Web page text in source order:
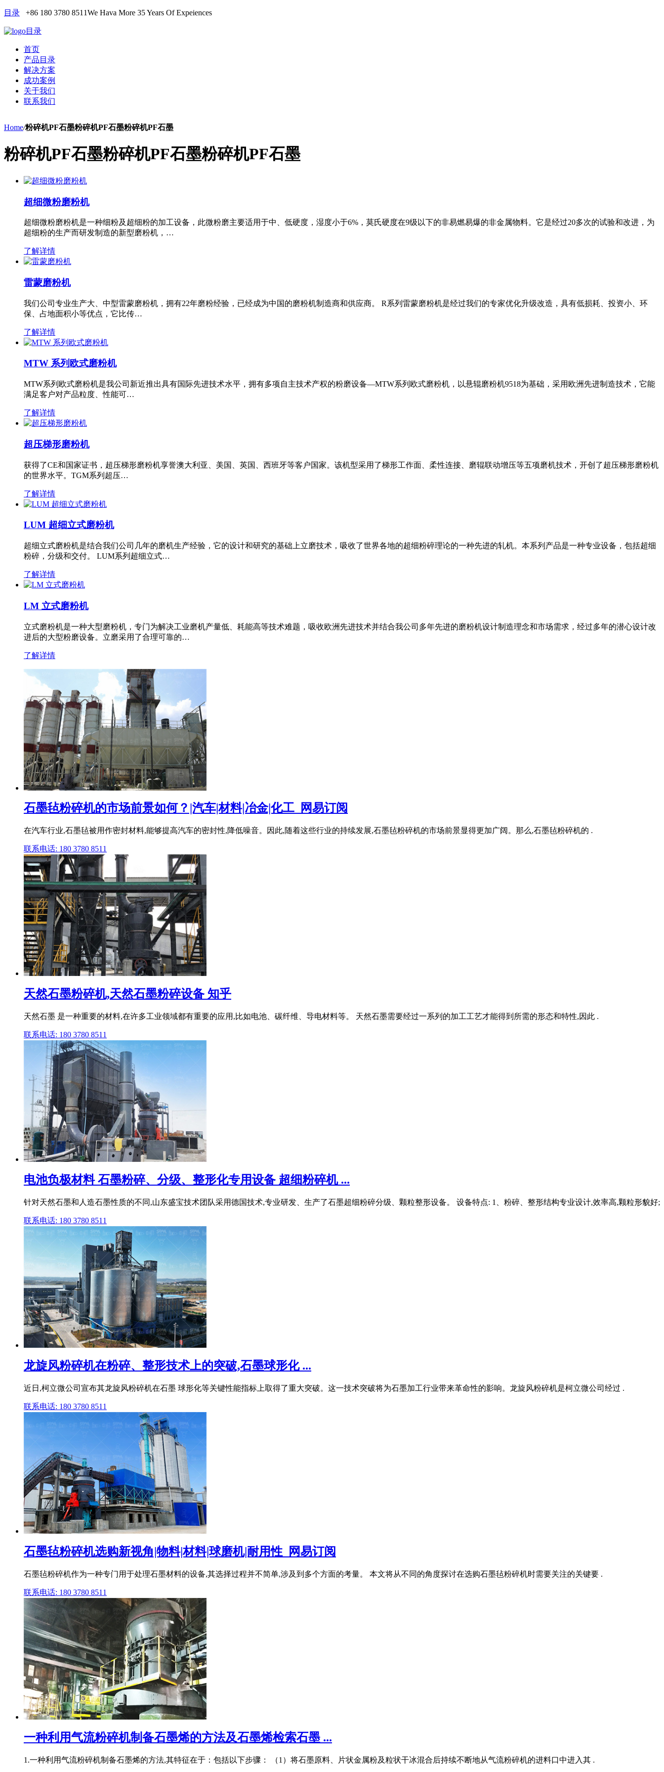
目录 +86 180 3780 8511We Hava More 35 Years Of Expeiences
目录
首页
产品目录
解决方案
成功案例
关于我们
联系我们
Home/粉碎机PF石墨粉碎机PF石墨粉碎机PF石墨
粉碎机PF石墨粉碎机PF石墨粉碎机PF石墨
超细微粉磨粉机
超细微粉磨粉机是一种细粉及超细粉的加工设备，此微粉磨主要适用于中、低硬度，湿度小于6%，莫氏硬度在9级以下的非易燃易爆的非金属物料。它是经过20多次的试验和改进，为
超细粉的生产而研发制造的新型磨粉机，…
了解详情
雷蒙磨粉机
我们公司专业生产大、中型雷蒙磨粉机，拥有22年磨粉经验，已经成为中国的磨粉机制造商和供应商。 R系列雷蒙磨粉机是经过我们的专家优化升级改造，具有低损耗、投资小、环
保、占地面积小等优点，它比传…
了解详情
MTW 系列欧式磨粉机
MTW系列欧式磨粉机是我公司新近推出具有国际先进技术水平，拥有多项自主技术产权的粉磨设备—MTW系列欧式磨粉机，以悬辊磨粉机9518为基础，采用欧洲先进制造技术，它能
满足客户对产品粒度、性能可…
了解详情
超压梯形磨粉机
获得了CE和国家证书，超压梯形磨粉机享誉澳大利亚、美国、英国、西班牙等客户国家。该机型采用了梯形工作面、柔性连接、磨辊联动增压等五项磨机技术，开创了超压梯形磨粉机
的世界水平。TGM系列超压…
了解详情
LUM 超细立式磨粉机
超细立式磨粉机是结合我们公司几年的磨机生产经验，它的设计和研究的基础上立磨技术，吸收了世界各地的超细粉碎理论的一种先进的轧机。本系列产品是一种专业设备，包括超细
粉碎，分级和交付。 LUM系列超细立式…
了解详情
LM 立式磨粉机
立式磨粉机是一种大型磨粉机，专门为解决工业磨机产量低、耗能高等技术难题，吸收欧洲先进技术并结合我公司多年先进的磨粉机设计制造理念和市场需求，经过多年的潜心设计改
进后的大型粉磨设备。立磨采用了合理可靠的…
了解详情
石墨毡粉碎机的市场前景如何？|汽车|材料|冶金|化工_网易订阅
在汽车行业,石墨毡被用作密封材料,能够提高汽车的密封性,降低噪音。因此,随着这些行业的持续发展,石墨毡粉碎机的市场前景显得更加广阔。那么,石墨毡粉碎机的 .
联系电话: 180 3780 8511
天然石墨粉碎机,天然石墨粉碎设备 知乎
天然石墨 是一种重要的材料,在许多工业领域都有重要的应用,比如电池、碳纤维、导电材料等。 天然石墨需要经过一系列的加工工艺才能得到所需的形态和特性,因此 .
联系电话: 180 3780 8511
电池负极材料 石墨粉碎、分级、整形化专用设备 超细粉碎机 ...
针对天然石墨和人造石墨性质的不同,山东盛宝技术团队采用德国技术,专业研发、生产了石墨超细粉碎分级、颗粒整形设备。 设备特点: 1、粉碎、整形结构专业设计,效率高,颗粒形貌好;
联系电话: 180 3780 8511
龙旋风粉碎机在粉碎、整形技术上的突破,石墨球形化 ...
近日,柯立微公司宣布其龙旋风粉碎机在石墨 球形化等关键性能指标上取得了重大突破。这一技术突破将为石墨加工行业带来革命性的影响。龙旋风粉碎机是柯立微公司经过 .
联系电话: 180 3780 8511
石墨毡粉碎机选购新视角|物料|材料|球磨机|耐用性_网易订阅
石墨毡粉碎机作为一种专门用于处理石墨材料的设备,其选择过程并不简单,涉及到多个方面的考量。 本文将从不同的角度探讨在选购石墨毡粉碎机时需要关注的关键要 .
联系电话: 180 3780 8511
一种利用气流粉碎机制备石墨烯的方法及石墨烯检索石墨 ...
1.一种利用气流粉碎机制备石墨烯的方法,其特征在于：包括以下步骤： （1）将石墨原料、片状金属粉及粒状干冰混合后持续不断地从气流粉碎机的进料口中进入其 .